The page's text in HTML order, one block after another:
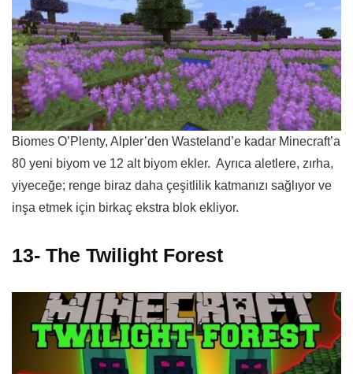
Biomes O’Plenty, Alpler’den Wasteland’e kadar Minecraft’a
80 yeni biyom ve 12 alt biyom ekler. Ayrıca aletlere, zırha,
yiyeceğe; renge biraz daha çeşitlilik katmanızı sağlıyor ve
inşa etmek için birkaç ekstra blok ekliyor.
13- The Twilight Forest